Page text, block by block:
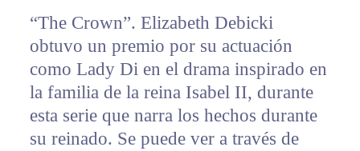
“The Crown”. Elizabeth Debicki
obtuvo un premio por su actuación
como Lady Di en el drama inspirado en
la familia de la reina Isabel II, durante
esta serie que narra los hechos durante
su reinado. Se puede ver a través de